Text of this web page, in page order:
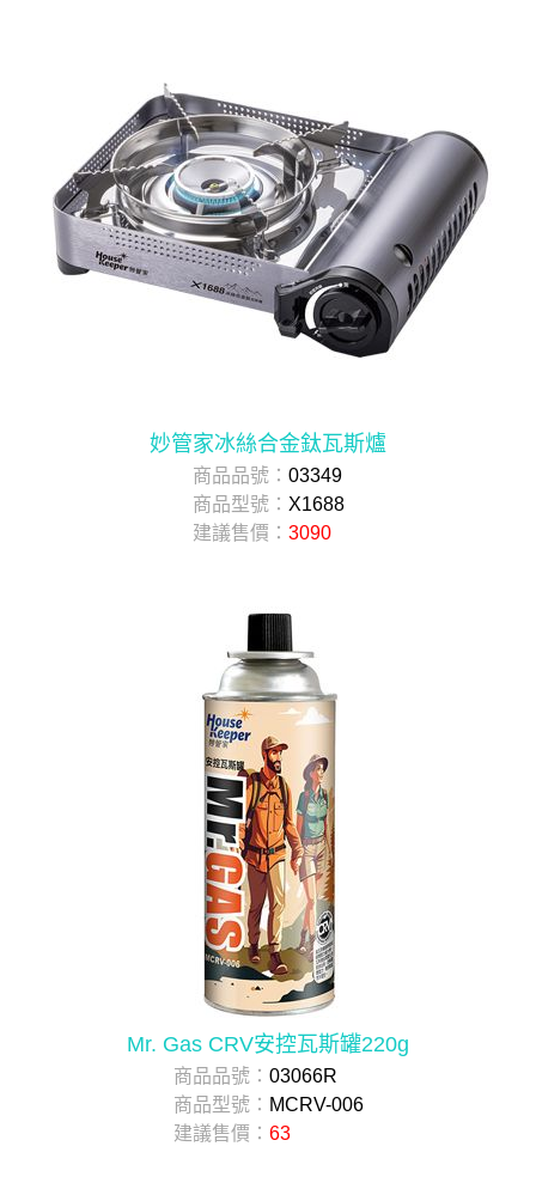
妙管家冰絲合金鈦瓦斯爐
商品品號： 03349
商品型號： X1688
建議售價： 3090
Mr. Gas CRV安控瓦斯罐220g
商品品號： 03066R
商品型號： MCRV-006
建議售價： 63